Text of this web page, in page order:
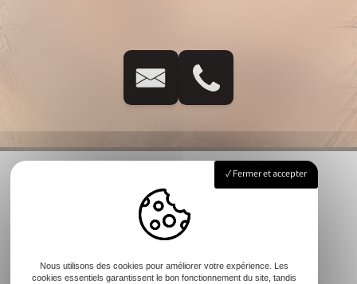
Fermer et accepter
Nous utilisons des cookies pour améliorer votre expérience. Les
cookies essentiels garantissent le bon fonctionnement du site, tandis